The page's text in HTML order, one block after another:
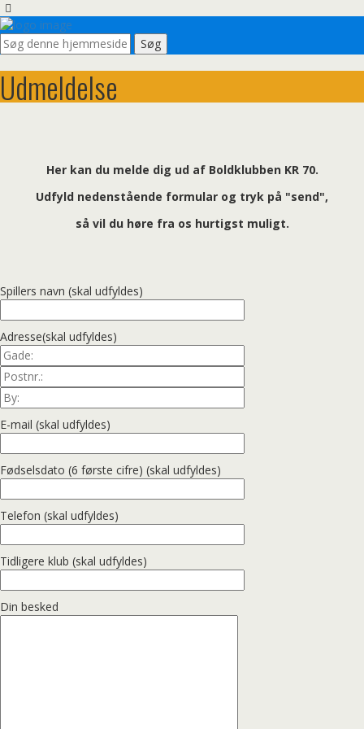
Udmeldelse
Her kan du melde dig ud af Boldklubben KR 70.
Udfyld nedenstående formular og tryk på "send",
så vil du høre fra os hurtigst muligt.
Spillers navn (skal udfyldes)
Adresse(skal udfyldes)
E-mail (skal udfyldes)
Fødselsdato (6 første cifre) (skal udfyldes)
Telefon (skal udfyldes)
Tidligere klub (skal udfyldes)
Din besked